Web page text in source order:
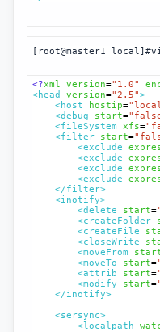
[root@master1
<?xml version="1.0"
<head version="2.5">
<host
hostip=
<debug start=
<fileSystem xfs=
<filter start=
<exclude
<exclude
<exclude
<exclude
</filter>
<inotify>
<delete start=
<createFolder
<createFile
<closeWrite
<moveFrom
<moveTo start=
<attrib start=
<modify start=
</inotify>
<sersync>
<localpath